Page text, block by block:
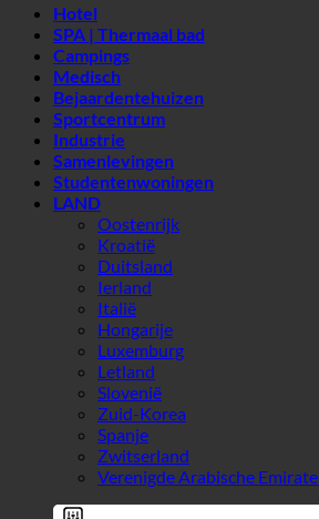
SPA | Thermaal bad
Campings
Medisch
Bejaardentehuizen
Sportcentrum
Industrie
Samenlevingen
Studentenwoningen
LAND
Oostenrijk
Kroatië
Duitsland
Ierland
Italië
Hongarije
Luxemburg
Letland
Slovenië
Zuid-Korea
Spanje
Zwitserland
Verenigde Arabische Emiraten